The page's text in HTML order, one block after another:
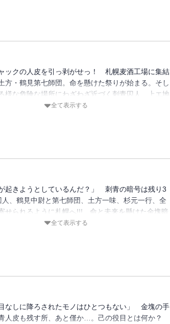
ックの人皮を引っ剥がせっ！ 札幌麦酒工場に集結
方・鶴見第七師団。命を懸けた祭りが始まる。そし
様な危険な場所にわざわざ近づく刺青囚人、上エ地
呑む！ 撃つ！ 狩る！ の三拍子!!! 感情闇鍋ウ
全て表示する
が起きようとしているんだ？」 刺青の暗号は残り3
、鶴見中尉と第七師団、土方一味、杉元一行、全
せられるように札幌へ!!! 命と未来を懸けた金塊暗
ついに……勃発!!!! 必死のエンカウント必至の第25
全て表示する
目なしに降ろされたモノはひとつもない」 金塊の手
人皮も残す所、あと僅か…。己の役目とは何か？